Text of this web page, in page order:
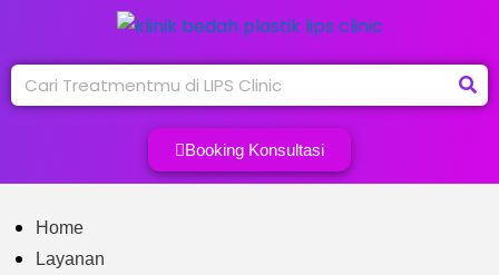
Booking Konsultasi
Home
Layanan